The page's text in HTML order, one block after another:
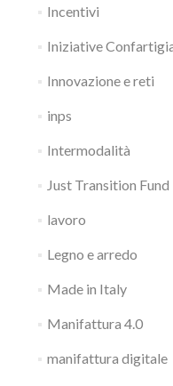
Incentivi
Iniziative
Innovazione e reti
inps
Intermodalità
Just Transition Fund
lavoro
Legno e arredo
Made in Italy
Manifattura 4.0
manifattura digitale